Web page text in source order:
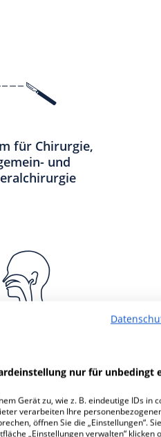
für Chirurgie,
und
2
nur für unbedingt
Gerät zu, wie z. B. eindeutige IDs in
verarbeiten Ihre
öffnen Sie die „Einstellungen“.
„Einstellungen verwalten“ klicken